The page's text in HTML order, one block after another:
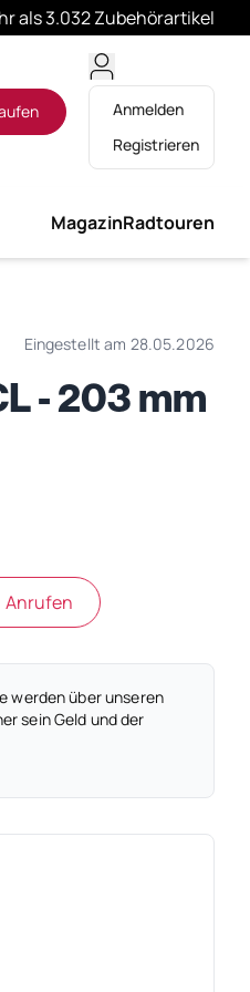
als 3.032 Zubehörartikel
Anmelden
Registrieren
MagazinRadtouren
Eingestellt am 28.05.2026
- 203 mm
Anrufen
werden über unseren
sein Geld und der